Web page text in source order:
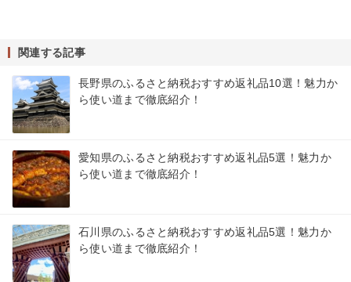
関連する記事
長野県のふるさと納税おすすめ返礼品10選！魅力か
ら使い道まで徹底紹介！
愛知県のふるさと納税おすすめ返礼品5選！魅力か
ら使い道まで徹底紹介！
石川県のふるさと納税おすすめ返礼品5選！魅力か
ら使い道まで徹底紹介！